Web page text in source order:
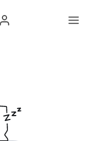
Produkty w